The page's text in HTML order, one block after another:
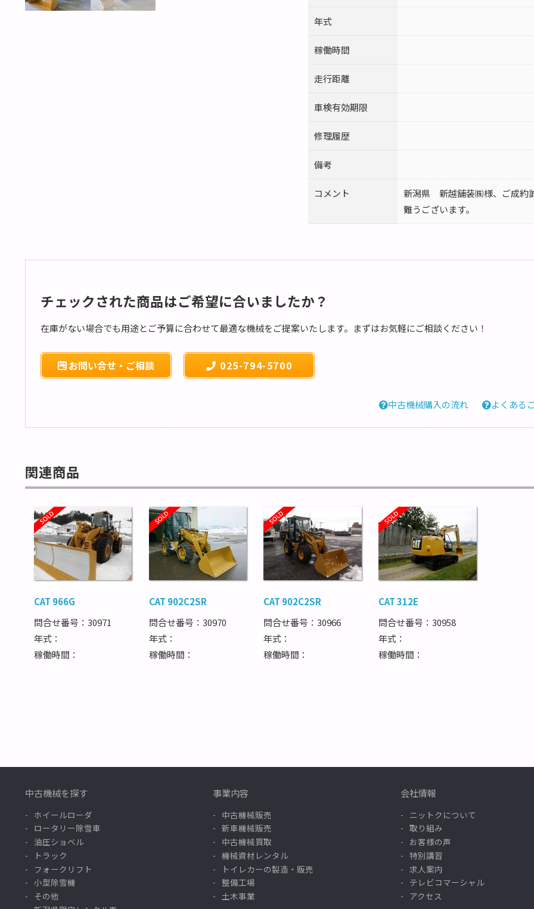
年式
稼働時間
走行距離
車検有効期限
修理履歴
備考
コメント
新潟県 新越舗装㈱様、ご成約
難うございます。
チェックされた商品はご希望に合いましたか？
在庫がない場合でも用途とご予算に合わせて最適な機械をご提案いたします。まずはお気軽にご相談ください！
お問い合せ・ご相談 025-794-5700
中古機械購入の流れ よくある
関連商品
CAT 966G
問合せ番号：30971
年式：
稼働時間：
CAT 902C2SR
問合せ番号：30970
年式：
稼働時間：
CAT 902C2SR
問合せ番号：30966
年式：
稼働時間：
CAT 312E
問合せ番号：30958
年式：
稼働時間：
中古機械を探す
ホイールローダ
ロータリー除雪車
油圧ショベル
トラック
フォークリフト
小型除雪機
その他
事業内容
中古機械販売
新車機械販売
中古機械買取
機械資材レンタル
トイレカーの製造・販売
整備工場
土木事業
会社情報
ニットクについて
取り組み
お客様の声
特別講習
求人案内
テレビコマーシャル
アクセス